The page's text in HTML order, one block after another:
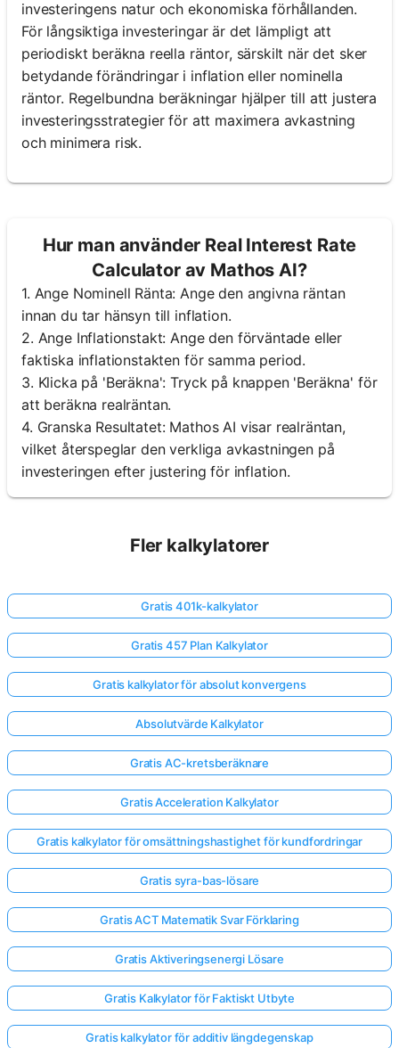
investeringens natur och ekonomiska förhållanden.
För långsiktiga investeringar är det lämpligt att
periodiskt beräkna reella räntor, särskilt när det sker
betydande förändringar i inflation eller nominella
räntor. Regelbundna beräkningar hjälper till att justera
investeringsstrategier för att maximera avkastning
och minimera risk.
Hur man använder Real Interest Rate
Calculator av Mathos AI?
1. Ange Nominell Ränta: Ange den angivna räntan
innan du tar hänsyn till inflation.
2. Ange Inflationstakt: Ange den förväntade eller
faktiska inflationstakten för samma period.
3. Klicka på 'Beräkna': Tryck på knappen 'Beräkna' för
att beräkna realräntan.
4. Granska Resultatet: Mathos AI visar realräntan,
vilket återspeglar den verkliga avkastningen på
investeringen efter justering för inflation.
Fler kalkylatorer
Gratis 401k-kalkylator
Gratis 457 Plan Kalkylator
Gratis kalkylator för absolut konvergens
Absolutvärde Kalkylator
Gratis AC-kretsberäknare
Gratis Acceleration Kalkylator
Gratis kalkylator för omsättningshastighet för kundfordringar
Gratis syra-bas-lösare
Gratis ACT Matematik Svar Förklaring
Gratis Aktiveringsenergi Lösare
Gratis Kalkylator för Faktiskt Utbyte
Gratis kalkylator för additiv längdegenskap